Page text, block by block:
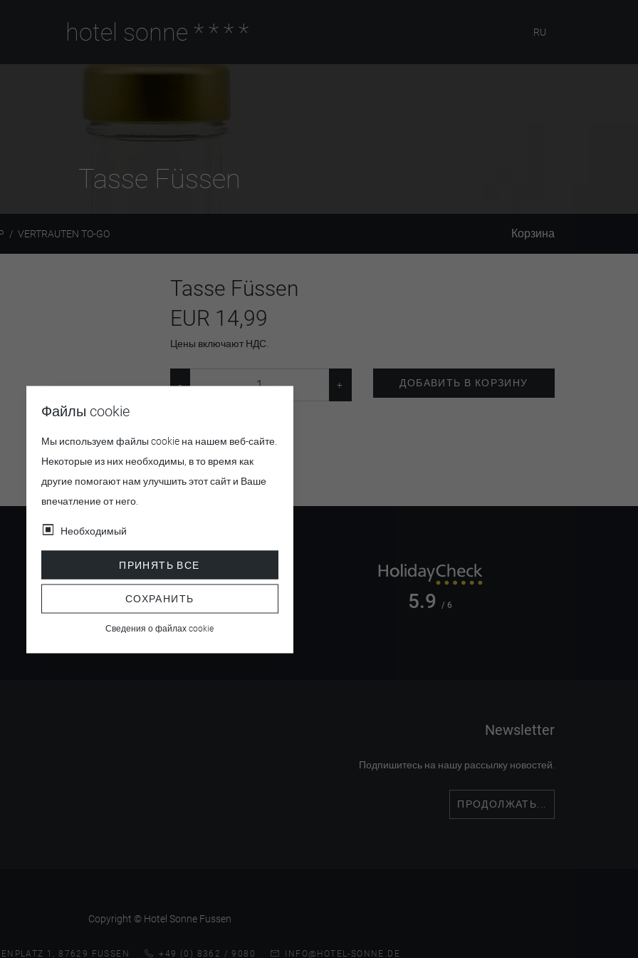
hotel sonne **** RU
Tasse Füssen
VERTRAUTEN TO-GO Корзина
Tasse Füssen
EUR 14,99
Цены включают НДС.
ДОБАВИТЬ В КОРЗИНУ
Артикул: 25183
4.5 / 5 5.9 / 6
Newsletter
Подпишитесь на нашу рассылку новостей.
ПРОДОЛЖАТЬ...
Copyright © Hotel Sonne Fussen
1, 87629 FUSSEN +49 (0) 8362 / 9080 INFO@HOTEL-SONNE.DE
Файлы cookie
Мы используем файлы cookie на нашем веб-сайте.
Некоторые из них необходимы, в то время как
другие помогают нам улучшить этот сайт и Ваше
впечатление от него.
Необходимый
ПРИНЯТЬ ВСЕ
СОХРАНИТЬ
Сведения о файлах cookie